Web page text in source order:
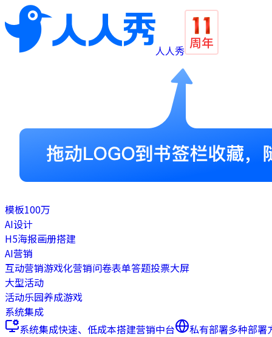
人人秀
模板100万
AI设计
H5海报画册搭建
AI营销
互动营销游戏化营销问卷表单答题投票大屏
大型活动
活动乐园养成游戏
系统集成
系统集成快速、低成本搭建营销中台 私有部署多种部署